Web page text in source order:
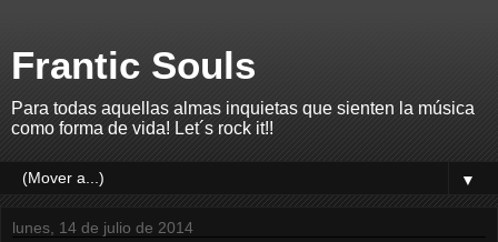
Frantic Souls
Para todas aquellas almas inquietas que sienten la música
como forma de vida! Let´s rock it!!
▼
lunes, 14 de julio de 2014